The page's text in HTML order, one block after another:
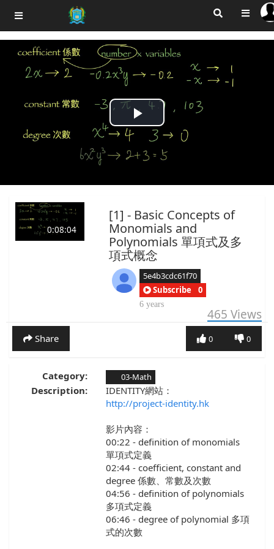
Play
Video
0:08:04
[1] - Basic Concepts of
Monomials and
Polynomials 單項式及多
項式概念
5e4b3cdc61f70
Subscribe
0
6 years
465 Views
Share 0
0
Category: 03-Math
Description:
IDENTITY網站：
http://project-identity.hk
影片內容：
00:22 - definition of monomials
單項式定義
02:44 - coefficient, constant and
degree 係數、常數及次數
04:56 - definition of polynomials
多項式定義
06:46 - degree of polynomial 多項
式的次數